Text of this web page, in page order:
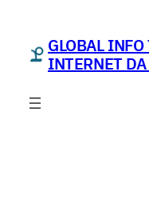
GLOBAL
INTERNET